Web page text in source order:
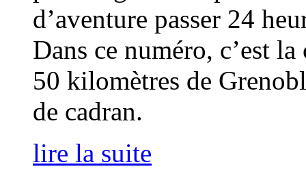
d’aventure passer 24
Dans ce numéro, c’est
50 kilomètres de
de cadran.
lire la suite